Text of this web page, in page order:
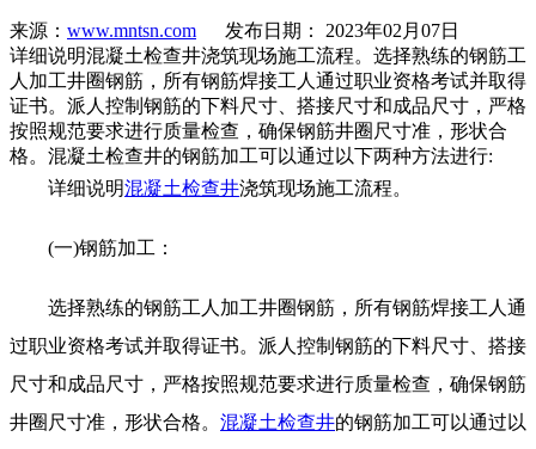
来源： www.mntsn.com 发布日期： 2023年02月07日
详细说明混凝土检查井浇筑现场施工流程。选择熟练的钢筋工
人加工井圈钢筋，所有钢筋焊接工人通过职业资格考试并取得
证书。派人控制钢筋的下料尺寸、搭接尺寸和成品尺寸，严格
按照规范要求进行质量检查，确保钢筋井圈尺寸准，形状合
格。混凝土检查井的钢筋加工可以通过以下两种方法进行:
详细说明混凝土检查井浇筑现场施工流程。
(一)钢筋加工：
选择熟练的钢筋工人加工井圈钢筋，所有钢筋焊接工人通
过职业资格考试并取得证书。派人控制钢筋的下料尺寸、搭接
尺寸和成品尺寸，严格按照规范要求进行质量检查，确保钢筋
井圈尺寸准，形状合格。 混凝土检查井的钢筋加工可以通过以